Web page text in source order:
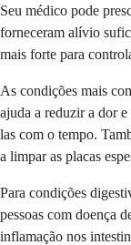
Seu médico pode
forneceram alívio
mais forte para
As condições mais
ajuda a reduzir a dor
las com o tempo.
a limpar as placas
Para condições
pessoas com doença
inflamação nos